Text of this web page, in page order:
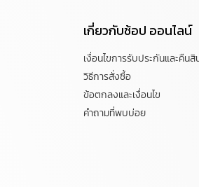
เกี่ยวกับช้อป ออนไลน์
เงื่อนไขการรับประกันและคืนสิ
วิธีการสั่งซื้อ
ข้อตกลงและเงื่อนไข
คำถามที่พบบ่อย